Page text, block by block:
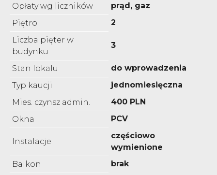
Opłaty wg liczników
prąd, gaz
Piętro
2
Liczba pięter w
budynku
3
Stan lokalu
do wprowadzenia
Typ kaucji
jednomiesięczna
Mies. czynsz admin.
400 PLN
Okna
PCV
Instalacje
częściowo
wymienione
Balkon
brak